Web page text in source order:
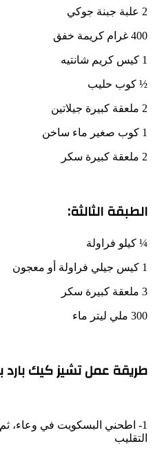
2 علبة جبنة جوكي
400 غرام كريمة خفق
1 كيس كريم شانتيه
½ كوب حليب
2 ملعقة كبيرة جيلاتين
1 كوب صغير ماء ساخن
2 ملعقة كبيرة سكر
الطبقة الثالثة:
¼ كيلو فراولة
1 كيس جيلي فراولة أو معجون
3 ملعقة كبيرة سكر
300 ملي ليتر ماء
طريقة عمل تشيز كيك بارد
1- اطحني البسكويت في وعاء، ثم
التقليب